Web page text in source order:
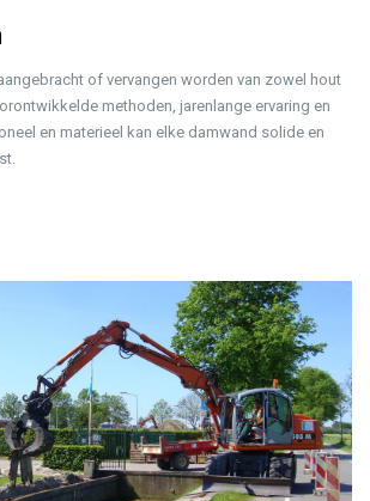
of vervangen worden van zowel hout
methoden, jarenlange ervaring en
en materieel kan elke damwand solide en